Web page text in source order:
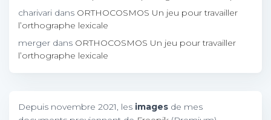
charivari dans ORTHOCOSMOS Un jeu pour travailler
l’orthographe lexicale
merger dans ORTHOCOSMOS Un jeu pour travailler
l’orthographe lexicale
Depuis novembre 2021, les images de mes